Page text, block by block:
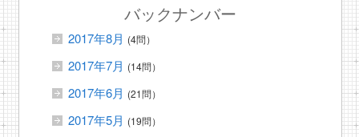
バックナンバー
2017年8月 (4問）
2017年7月 (14問）
2017年6月 (21問）
2017年5月 (19問）